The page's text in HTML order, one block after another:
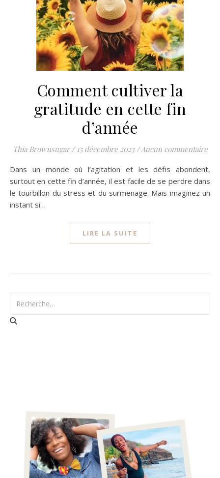
Comment cultiver la
gratitude en cette fin
d’année
Thia Brownsugar / 15 décembre 2023 /Aucun commentaire
Dans un monde où l’agitation et les défis abondent,
surtout en cette fin d’année, il est facile de se perdre dans
le tourbillon du stress et du surmenage. Mais imaginez un
instant si…
LIRE LA SUITE